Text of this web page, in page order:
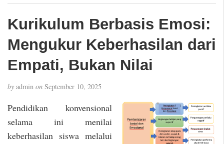
e
a
i
o
n
Kurikulum Berbasis Emosi:
Mengukur Keberhasilan dari
Empati, Bukan Nilai
by admin on September 10, 2025
Pendidikan konvensional
selama ini menilai
keberhasilan siswa melalui